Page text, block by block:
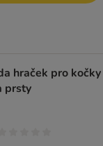
hraček pro kočky
prsty